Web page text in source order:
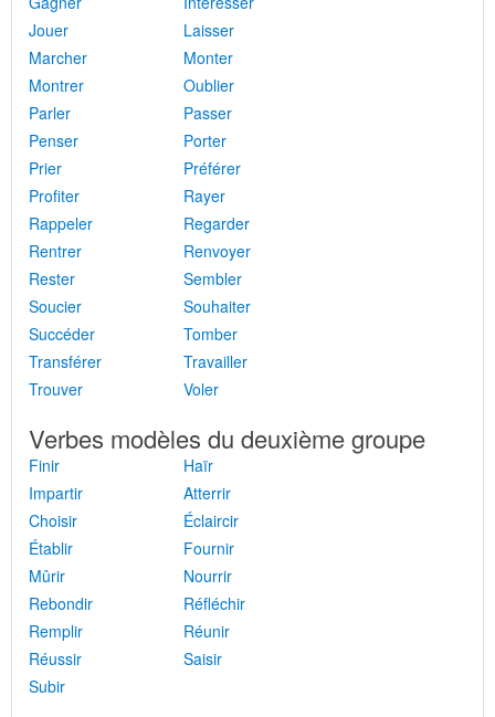
Jouer
Laisser
Marcher
Monter
Montrer
Oublier
Parler
Passer
Penser
Porter
Prier
Préférer
Profiter
Rayer
Rappeler
Regarder
Rentrer
Renvoyer
Rester
Sembler
Soucier
Souhaiter
Succéder
Tomber
Transférer
Travailler
Trouver
Voler
Verbes modèles du deuxième groupe
Finir
Haïr
Impartir
Atterrir
Choisir
Éclaircir
Établir
Fournir
Mûrir
Nourrir
Rebondir
Réfléchir
Remplir
Réunir
Réussir
Saisir
Subir